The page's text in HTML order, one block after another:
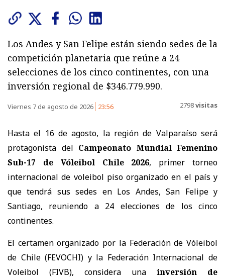
Los Andes y San Felipe están siendo sedes de la
competición planetaria que reúne a 24
selecciones de los cinco continentes, con una
inversión regional de $346.779.990.
Viernes 7 de agosto de 2026 23:56 2798visitas
Hasta el 16 de agosto, la región de Valparaíso será
protagonista del Campeonato Mundial Femenino
Sub-17 de Vóleibol Chile 2026, primer torneo
internacional de voleibol piso organizado en el país y
que tendrá sus sedes en Los Andes, San Felipe y
Santiago, reuniendo a 24 elecciones de los cinco
continentes.
El certamen organizado por la Federación de Vóleibol
de Chile (FEVOCHI) y la Federación Internacional de
Voleibol (FIVB), considera una
inversión de